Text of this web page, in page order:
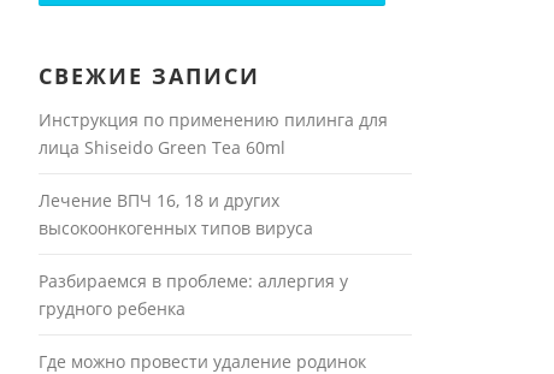
СВЕЖИЕ ЗАПИСИ
Инструкция по применению пилинга для
лица Shiseido Green Tea 60ml
Лечение ВПЧ 16, 18 и других
высокоонкогенных типов вируса
Разбираемся в проблеме: аллергия у
грудного ребенка
Где можно провести удаление родинок